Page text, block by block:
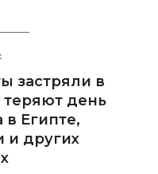
застряли в
теряют день
в Египте,
и других